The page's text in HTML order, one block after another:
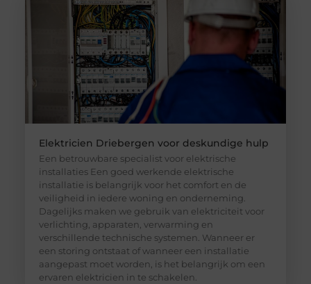
Elektricien Driebergen voor deskundige hulp
Een betrouwbare specialist voor elektrische
installaties Een goed werkende elektrische
installatie is belangrijk voor het comfort en de
veiligheid in iedere woning en onderneming.
Dagelijks maken we gebruik van elektriciteit voor
verlichting, apparaten, verwarming en
verschillende technische systemen. Wanneer er
een storing ontstaat of wanneer een installatie
aangepast moet worden, is het belangrijk om een
ervaren elektricien in te schakelen.